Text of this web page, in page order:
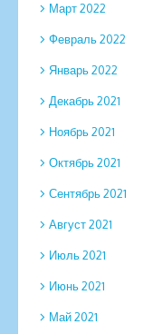
Март 2022
Февраль 2022
Январь 2022
Декабрь 2021
Ноябрь 2021
Октябрь 2021
Сентябрь 2021
Август 2021
Июль 2021
Июнь 2021
Май 2021